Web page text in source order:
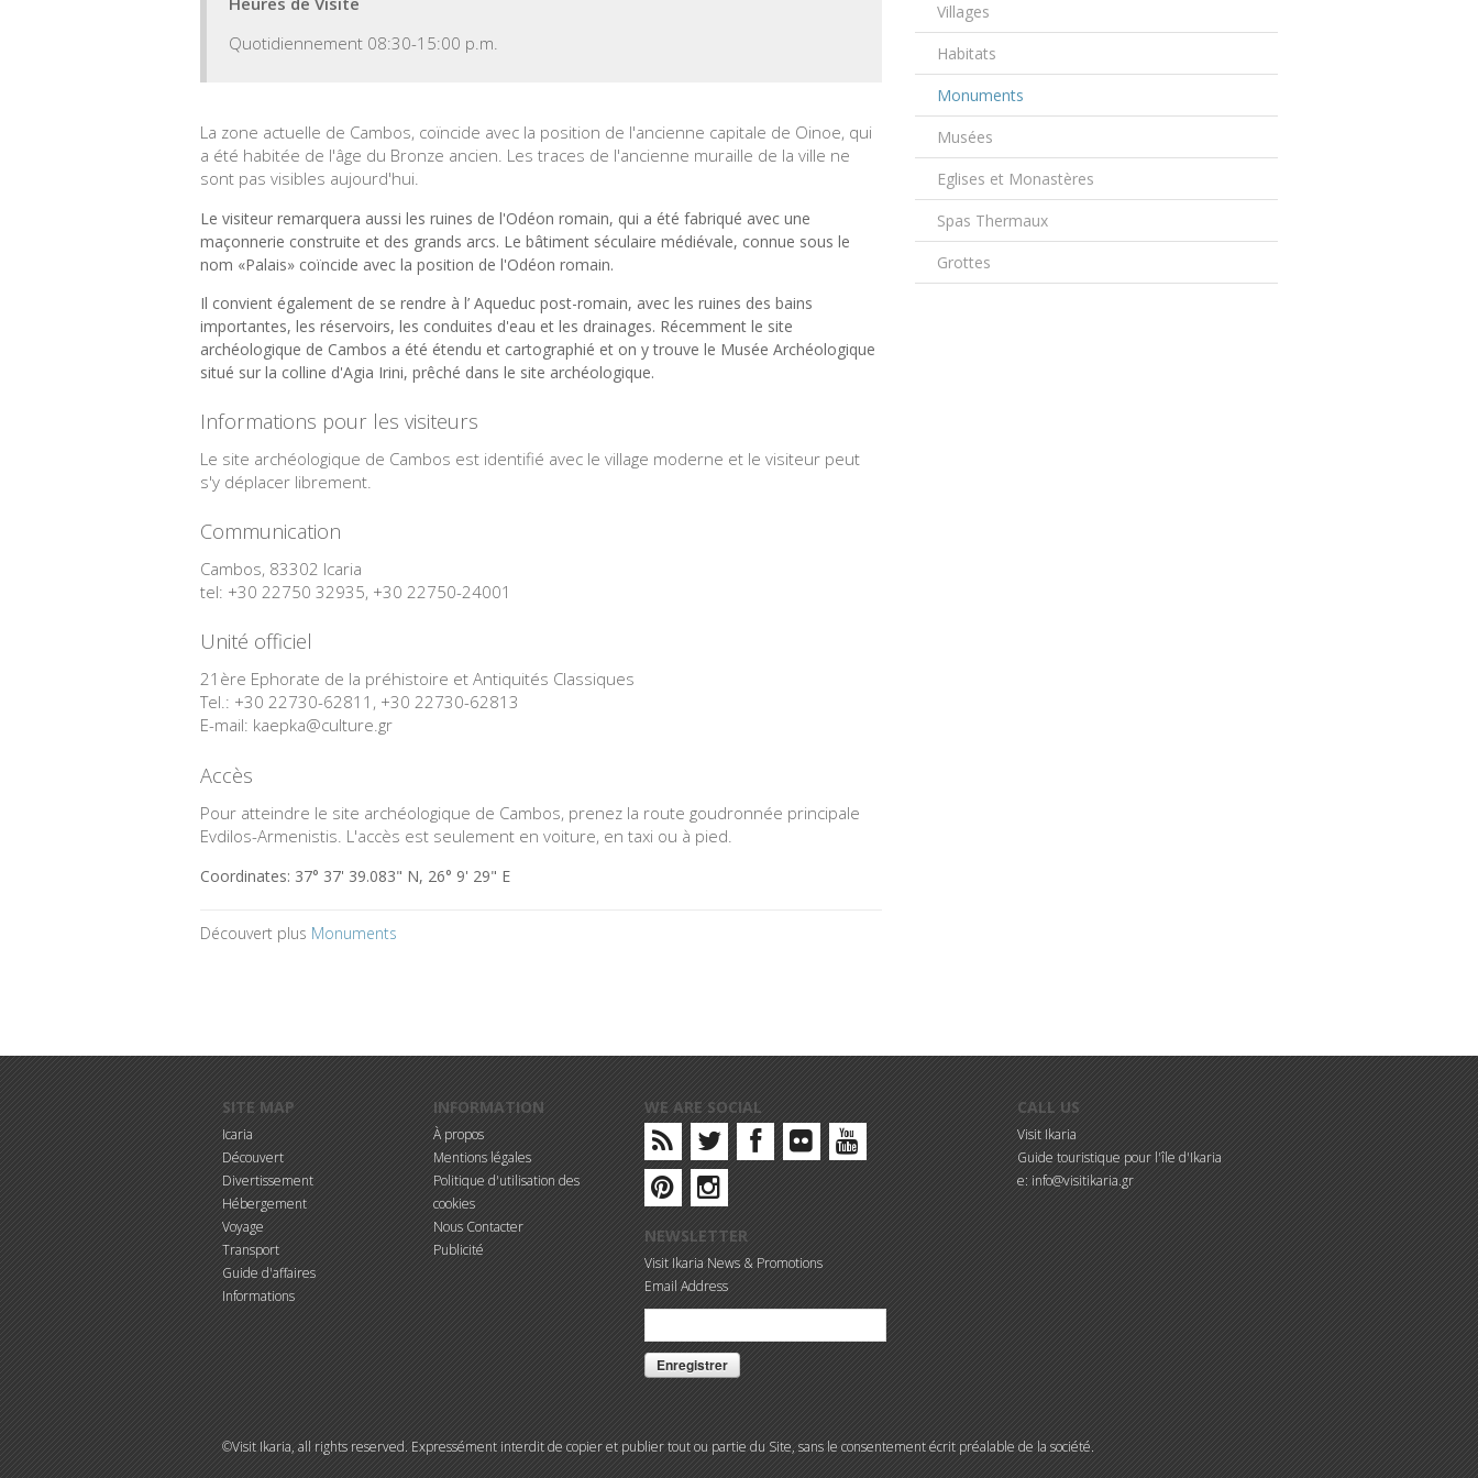
Quotidiennement 08:30-15:00 p.m.
La zone actuelle de Cambos, coïncide avec la position de l'ancienne capitale de Oinoe, qui
a été habitée de l'âge du Bronze ancien. Les traces de l'ancienne muraille de la ville ne
sont pas visibles aujourd'hui.
Le visiteur remarquera aussi les ruines de l'Odéon romain, qui a été fabriqué avec une
maçonnerie construite et des grands arcs. Le bâtiment séculaire médiévale, connue sous le
nom «Palais» coïncide avec la position de l'Odéon romain.
Il convient également de se rendre à l’ Aqueduc post-romain, avec les ruines des bains
importantes, les réservoirs, les conduites d'eau et les drainages. Récemment le site
archéologique de Cambos a été étendu et cartographié et on y trouve le Musée Archéologique
situé sur la colline d'Agia Irini, prêché dans le site archéologique.
Informations pour les visiteurs
Le site archéologique de Cambos est identifié avec le village moderne et le visiteur peut
s'y déplacer librement.
Communication
Cambos, 83302 Icaria
tel: +30 22750 32935, +30 22750-24001
Unité officiel
21ère Ephorate de la préhistoire et Antiquités Classiques
Tel.: +30 22730-62811, +30 22730-62813
E-mail: kaepka@culture.gr
Accès
Pour atteindre le site archéologique de Cambos, prenez la route goudronnée principale
Evdilos-Armenistis. L'accès est seulement en voiture, en taxi ou à pied.
Coordinates: 37° 37' 39.083" N, 26° 9' 29" E
Découvert plus Monuments
Villages
Habitats
Monuments
Musées
Eglises et Monastères
Spas Thermaux
Grottes
SITE MAP
Icaria
Découvert
Divertissement
Hébergement
Voyage
Transport
Guide d'affaires
Informations
INFORMATION
À propos
Mentions légales
Politique d'utilisation des
cookies
Nous Contacter
Publicité
WE ARE SOCIAL
NEWSLETTER
Visit Ikaria News & Promotions
Email Address
CALL US
Visit Ikaria
Guide touristique pour l'île d'Ikaria
e: info@visitikaria.gr
©Visit Ikaria, all rights reserved. Expressément interdit de copier et publier tout ou partie du Site, sans le consentement écrit préalable de la société.